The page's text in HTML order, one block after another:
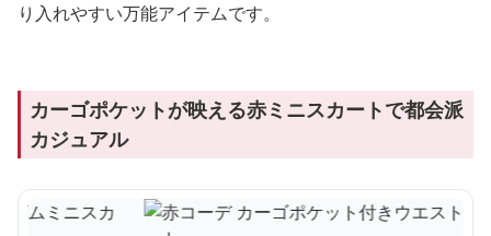
り入れやすい万能アイテムです。
カーゴポケットが映える赤ミニスカートで都会派
カジュアル